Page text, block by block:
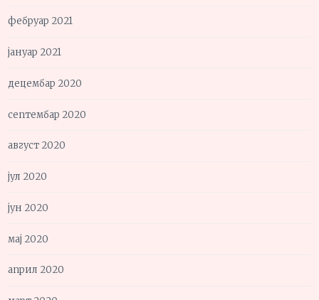
фебруар 2021
јануар 2021
децембар 2020
септембар 2020
август 2020
јул 2020
јун 2020
мај 2020
април 2020